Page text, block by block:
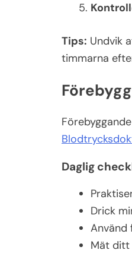
Tips: Undvik
timmarna
Daglig
Drick
Använd
Mät ditt